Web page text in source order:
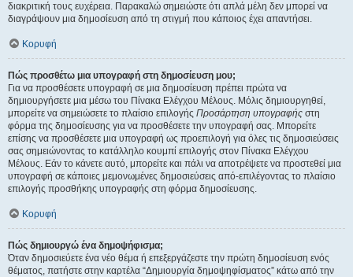
διακριτική τους ευχέρεια. Παρακαλώ σημειώστε ότι απλά μέλη δεν μπορεί να
διαγράψουν μια δημοσίευση από τη στιγμή που κάποιος έχει απαντήσει.
Κορυφή
Πώς προσθέτω μια υπογραφή στη δημοσίευση μου;
Για να προσθέσετε υπογραφή σε μια δημοσίευση πρέπει πρώτα να
δημιουργήσετε μια μέσω του Πίνακα Ελέγχου Μέλους. Μόλις δημιουργηθεί,
μπορείτε να σημειώσετε το πλαίσιο επιλογής Προσάρτηση υπογραφής στη
φόρμα της δημοσίευσης για να προσθέσετε την υπογραφή σας. Μπορείτε
επίσης να προσθέσετε μια υπογραφή ως προεπιλογή για όλες τις δημοσιεύσεις
σας σημειώνοντας το κατάλληλο κουμπί επιλογής στον Πίνακα Ελέγχου
Μέλους. Εάν το κάνετε αυτό, μπορείτε και πάλι να αποτρέψετε να προστεθεί μια
υπογραφή σε κάποιες μεμονωμένες δημοσιεύσεις από-επιλέγοντας το πλαίσιο
επιλογής προσθήκης υπογραφής στη φόρμα δημοσίευσης.
Κορυφή
Πώς δημιουργώ ένα δημοψήφισμα;
Όταν δημοσιεύετε ένα νέο θέμα ή επεξεργάζεστε την πρώτη δημοσίευση ενός
θέματος, πατήστε στην καρτέλα “Δημιουργία δημοψηφίσματος” κάτω από την